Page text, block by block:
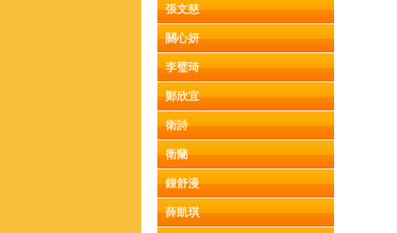
張文慈
關心妍
李璧琦
鄭欣宜
衛詩
衛蘭
鍾舒漫
薛凱琪